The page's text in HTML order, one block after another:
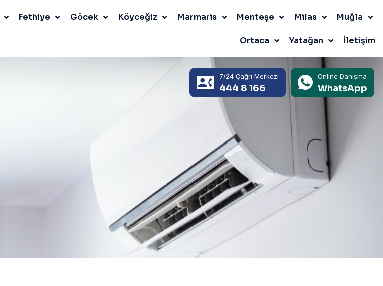
Fethiye Göcek Köyceğiz Marmaris Menteşe Milas Muğla
Ortaca Yatağan İletişim
7/24 Çağrı Merkezi
444 8 166
Online Danışma
WhatsApp